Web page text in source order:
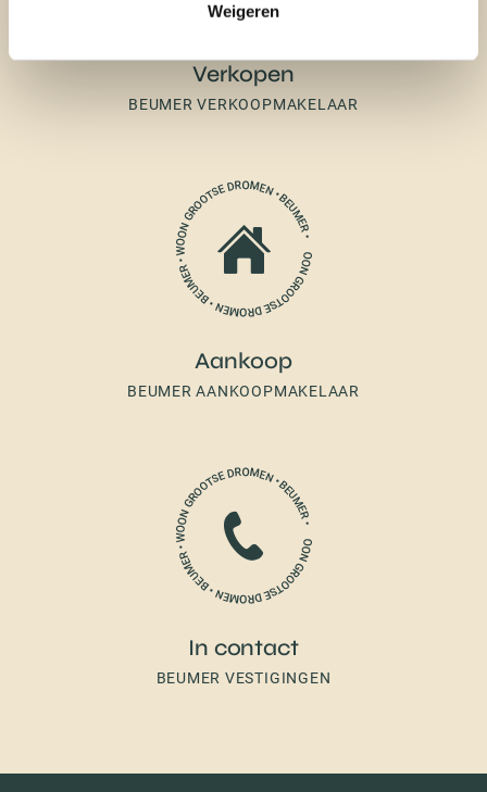
Weigeren
Verkopen
BEUMER VERKOOPMAKELAAR
Aankoop
BEUMER AANKOOPMAKELAAR
In contact
BEUMER VESTIGINGEN